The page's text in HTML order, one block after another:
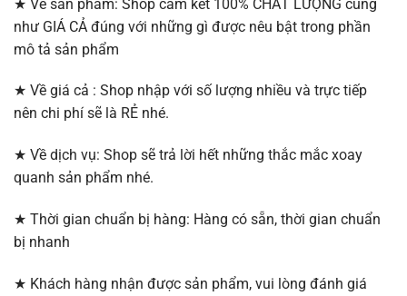
★ Về sản phẩm: Shop cam kết 100% CHẤT LƯỢNG cũng
như GIÁ CẢ đúng với những gì được nêu bật trong phần
mô tả sản phẩm
★ Về giá cả : Shop nhập với số lượng nhiều và trực tiếp
nên chi phí sẽ là RẺ nhé.
★ Về dịch vụ: Shop sẽ trả lời hết những thắc mắc xoay
quanh sản phẩm nhé.
★ Thời gian chuẩn bị hàng: Hàng có sẵn, thời gian chuẩn
bị nhanh
★ Khách hàng nhận được sản phẩm, vui lòng đánh giá